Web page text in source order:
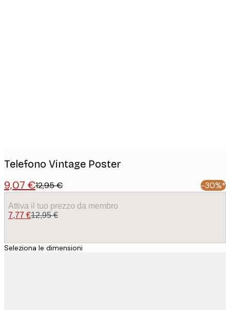
Telefono Vintage Poster
9,07 €12,95 € -30%*
Attiva il tuo prezzo da membro
7,77 €12,95 €
Seleziona le dimensioni